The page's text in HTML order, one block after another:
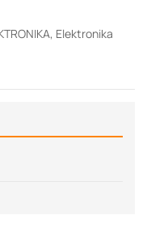
, Elektronika